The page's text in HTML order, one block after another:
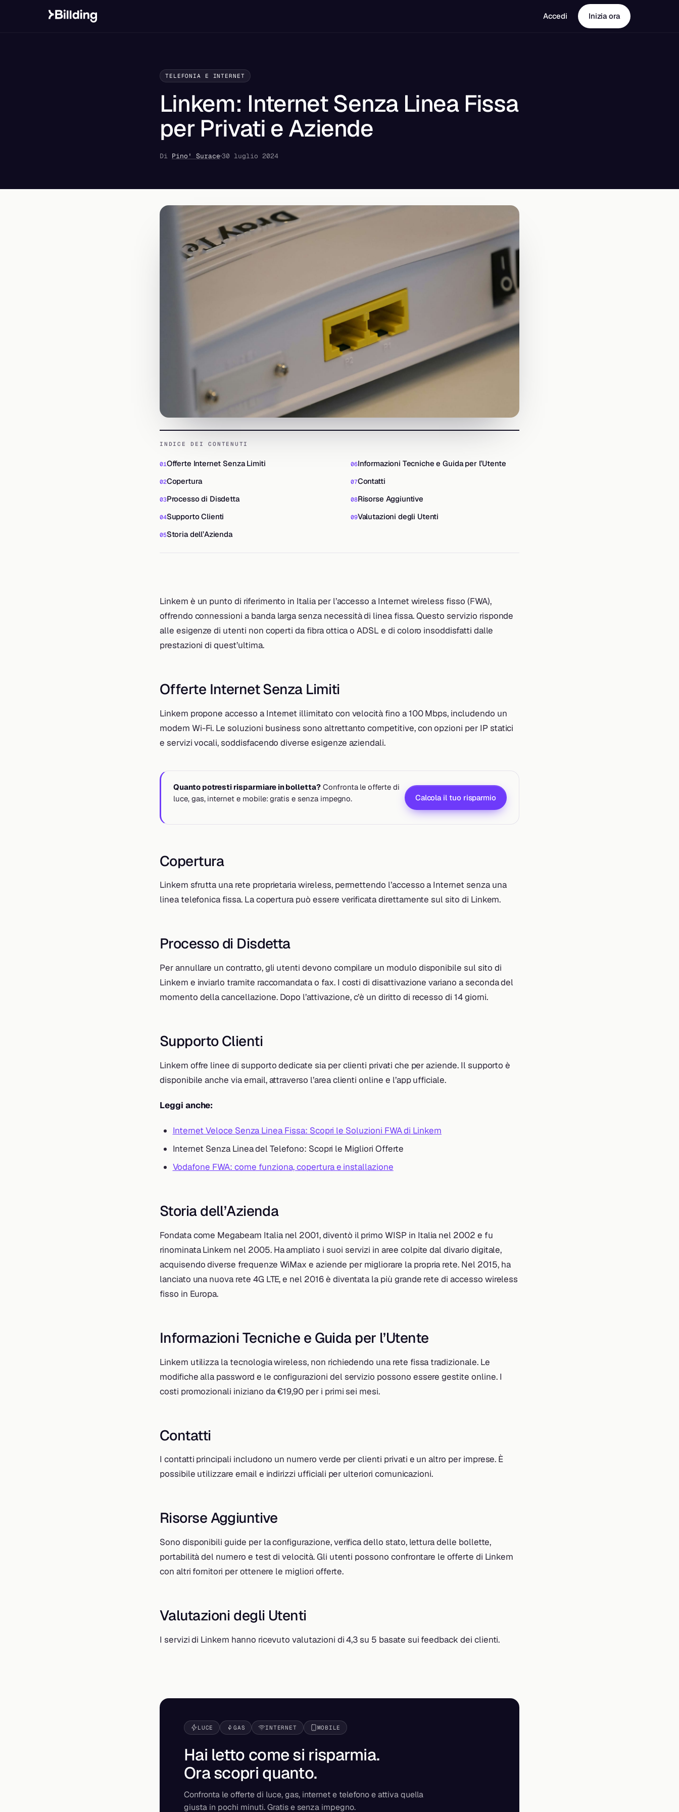
Accedi Inizia ora
TELEFONIA E INTERNET
Linkem: Internet Senza Linea Fissa
per Privati e Aziende
Di Pino' Surace 30 luglio 2024
INDICE DEI CONTENUTI
Offerte Internet Senza Limiti
Copertura
Processo di Disdetta
Supporto Clienti
Storia dell’Azienda
Informazioni Tecniche e Guida per l’Utente
Contatti
Risorse Aggiuntive
Valutazioni degli Utenti
Linkem è un punto di riferimento in Italia per l’accesso a Internet wireless fisso (FWA),
offrendo connessioni a banda larga senza necessità di linea fissa. Questo servizio risponde
alle esigenze di utenti non coperti da fibra ottica o ADSL e di coloro insoddisfatti dalle
prestazioni di quest’ultima.
Offerte Internet Senza Limiti
Linkem propone accesso a Internet illimitato con velocità fino a 100 Mbps, includendo un
modem Wi-Fi. Le soluzioni business sono altrettanto competitive, con opzioni per IP statici
e servizi vocali, soddisfacendo diverse esigenze aziendali.
Quanto potresti risparmiare in bolletta?Confronta le offerte di
luce, gas, internet e mobile: gratis e senza impegno.
Calcola il tuo risparmio
Copertura
Linkem sfrutta una rete proprietaria wireless, permettendo l’accesso a Internet senza una
linea telefonica fissa. La copertura può essere verificata direttamente sul sito di Linkem.
Processo di Disdetta
Per annullare un contratto, gli utenti devono compilare un modulo disponibile sul sito di
Linkem e inviarlo tramite raccomandata o fax. I costi di disattivazione variano a seconda del
momento della cancellazione. Dopo l’attivazione, c’è un diritto di recesso di 14 giorni.
Supporto Clienti
Linkem offre linee di supporto dedicate sia per clienti privati che per aziende. Il supporto è
disponibile anche via email, attraverso l’area clienti online e l’app ufficiale.
Leggi anche:
Internet Veloce Senza Linea Fissa: Scopri le Soluzioni FWA di Linkem
Internet Senza Linea del Telefono: Scopri le Migliori Offerte
Vodafone FWA: come funziona, copertura e installazione
Storia dell’Azienda
Fondata come Megabeam Italia nel 2001, diventò il primo WISP in Italia nel 2002 e fu
rinominata Linkem nel 2005. Ha ampliato i suoi servizi in aree colpite dal divario digitale,
acquisendo diverse frequenze WiMax e aziende per migliorare la propria rete. Nel 2015, ha
lanciato una nuova rete 4G LTE, e nel 2016 è diventata la più grande rete di accesso wireless
fisso in Europa.
Informazioni Tecniche e Guida per l’Utente
Linkem utilizza la tecnologia wireless, non richiedendo una rete fissa tradizionale. Le
modifiche alla password e le configurazioni del servizio possono essere gestite online. I
costi promozionali iniziano da €19,90 per i primi sei mesi.
Contatti
I contatti principali includono un numero verde per clienti privati e un altro per imprese. È
possibile utilizzare email e indirizzi ufficiali per ulteriori comunicazioni.
Risorse Aggiuntive
Sono disponibili guide per la configurazione, verifica dello stato, lettura delle bollette,
portabilità del numero e test di velocità. Gli utenti possono confrontare le offerte di Linkem
con altri fornitori per ottenere le migliori offerte.
Valutazioni degli Utenti
I servizi di Linkem hanno ricevuto valutazioni di 4,3 su 5 basate sui feedback dei clienti.
LUCE GAS INTERNET MOBILE
Hai letto come si risparmia.
Ora scopri quanto.
Confronta le offerte di luce, gas, internet e telefono e attiva quella
giusta in pochi minuti. Gratis e senza impegno.